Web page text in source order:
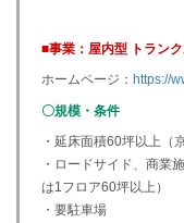
■事業：屋内型 トラン
ホームページ： https://
〇規模・条件
・延床面積60坪以上（
・ロードサイド、商業
は1フロア60坪以上）
・要駐車場